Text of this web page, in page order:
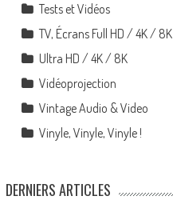
Tests et Vidéos
TV, Écrans Full HD / 4K / 8K
Ultra HD / 4K / 8K
Vidéoprojection
Vintage Audio & Video
Vinyle, Vinyle, Vinyle !
DERNIERS ARTICLES